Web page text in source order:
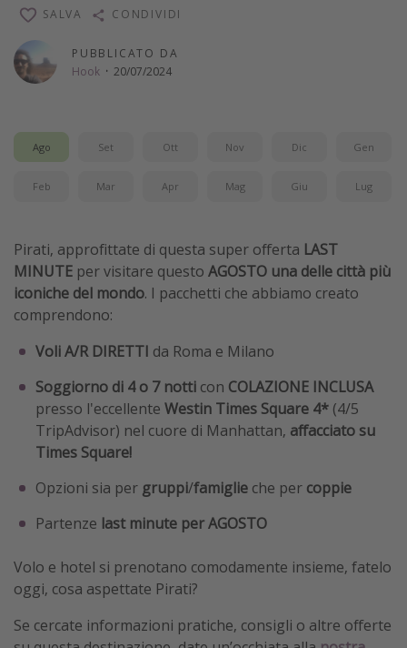
PUBBLICATO DA
Hook · 20/07/2024
SALVA CONDIVIDI
Ago Set Ott Nov Dic Gen
Feb Mar Apr Mag Giu Lug
Pirati, approfittate di questa super offerta LAST
MINUTE per visitare questo AGOSTO una delle città più
iconiche del mondo. I pacchetti che abbiamo creato
comprendono:
Voli A/R DIRETTI da Roma e Milano
Soggiorno di 4 o 7 notti con COLAZIONE INCLUSA
presso l'eccellente Westin Times Square 4* (4/5
TripAdvisor) nel cuore di Manhattan, affacciato su
Times Square!
Opzioni sia per gruppi/famiglie che per coppie
Partenze last minute per AGOSTO
Volo e hotel si prenotano comodamente insieme, fatelo
oggi, cosa aspettate Pirati?
Se cercate informazioni pratiche, consigli o altre offerte